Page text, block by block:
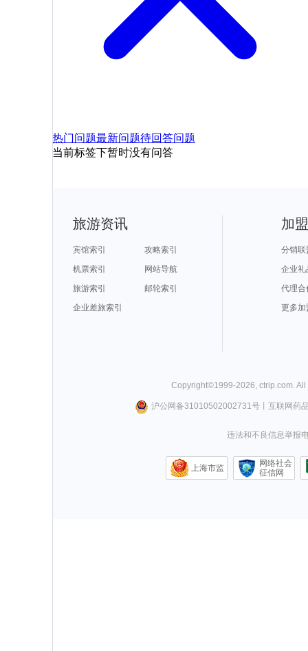
热门问题最新问题待回答问题
当前标签下暂时没有问答
旅游资讯
宾馆索引
攻略索引
机票索引
网站导航
旅游索引
邮轮索引
企业差旅索引
加
分销联
企业礼
代理合
更多加
Copyright©1999-2026, ctrip.com.
沪公网备31010502002731号丨 互联网药
违法和不良信息举报
上海市监
网络社会
征信网